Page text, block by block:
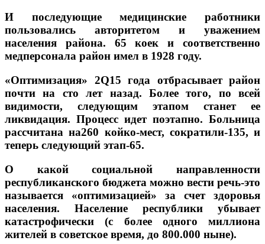
И последующие медицинские работники
пользовались авторитетом и уважением
населения района. 65 коек и соответственно
медперсонала район имел в 1928 году.
«Оптимизация» 2Q15 года отбрасывает район
почти на сто лет назад. Более того, по всей
видимости, следующим этапом станет ее
ликвидация. Процесс идет поэтапно. Больница
рассчитана на260 койко-мест, сократили-135, и
теперь следующий этап-65.
О какой социальной направленности
республиканского бюджета можно вести речь-это
называется «оптимизацией» за счет здоровья
населения. Население республики убывает
катастрофически (с более одного миллиона
жителей в советское время, до 800.000 ныне).